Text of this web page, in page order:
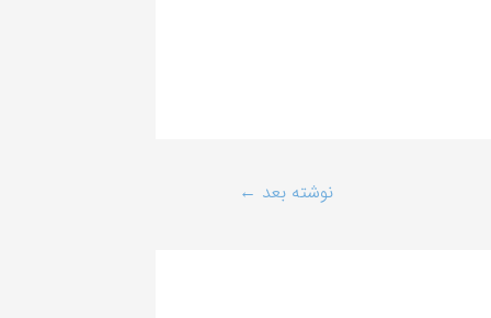
نوشته بعد ←